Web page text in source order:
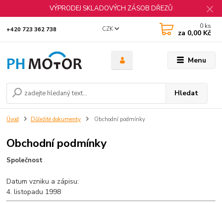
VÝPRODEJ SKLADOVÝCH ZÁSOB DŘEZŮ
Menu
CZK
Hledat
+420 723 362 738 0 ks
za 0,00 Kč
Úvod Důležité dokumenty Obchodní podmínky
Obchodní podmínky
Společnost
Datum vzniku a zápisu:
4. listopadu 1998